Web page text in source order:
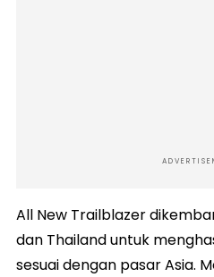
All New Trailblazer
dan Thailand untuk
sesuai dengan pasar Asia.